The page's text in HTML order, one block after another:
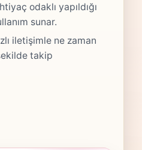
odaklı yapıldığı
sunar.
iletişimle ne zaman
takip